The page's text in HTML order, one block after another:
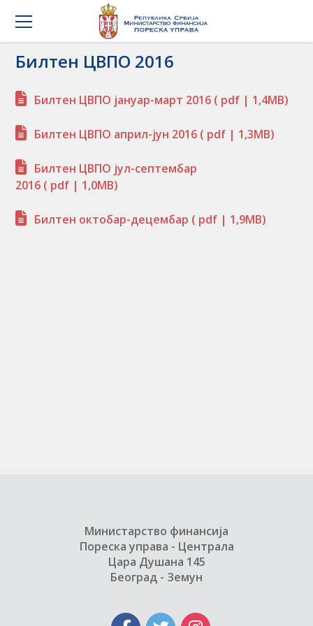
Билтен ЦВПО 2016
Билтен ЦВПО јануар-март 2016 ( pdf | 1,4MB)
Билтен ЦВПО април-јун 2016 ( pdf | 1,3MB)
Билтен ЦВПО јул-септембар
2016 ( pdf | 1,0MB)
Билтен октобар-децембар ( pdf | 1,9MB)
Министарство финансија
Пореска управа - Централа
Цара Душана 145
Београд - Земун